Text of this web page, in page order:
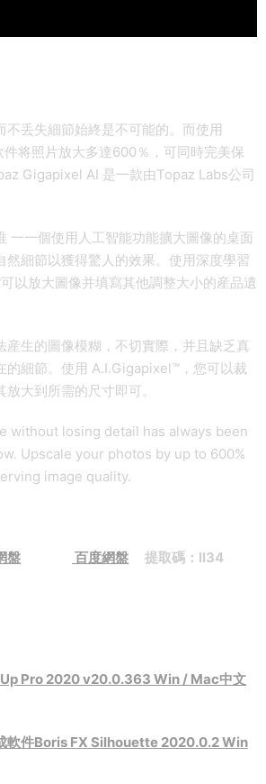
不丢失細節始終是不可能的。而使用
将照片放大多達600％，可同時完美保
Gigapixel AI 是一款由Topaz Labs公司
一一個使用人工智能功能擴大圖像的桌面
然細節以獲得驚人的效果。使用深度學習
以放大圖像并填寫其他調整大小的産品遺
産生的圖像模糊，不切實際，并且缺乏真
的細節。使用 A.I.Gigapixel™，您可以裁
大到所需的尺寸即可。
without losing detail has always been
Upscale your photos by up to 600%
image quality.
盤 百度網盤 提取碼：ll34
Pro 2020 v20.0.363 Win / Mac中文
軟件Boris FX Silhouette 2020.0.2 Win